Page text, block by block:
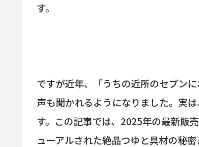
す。
ですが近年、「うちの近所のセブン
声も聞かれるようになりました。実
す。この記事では、2025年の最新販
ューアルされた絶品つゆと具材の秘